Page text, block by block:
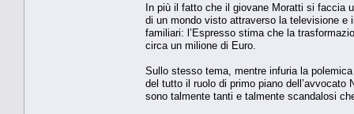
In più il fatto che il giovane Moratti si faccia
di un mondo visto attraverso la televisione e
familiari: l’Espresso stima che la
circa un milione di Euro.
Sullo stesso tema, mentre infuria la
del tutto il ruolo di primo piano
sono talmente tanti e talmente scandalosi